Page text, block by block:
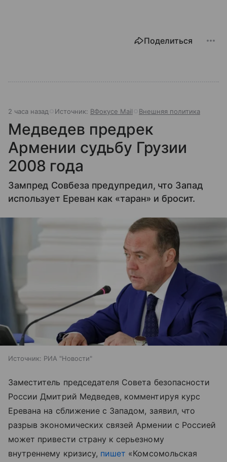
Поделиться
2 часа назад Источник: ВФокусе Mail Внешняя политика
Медведев предрек
Армении судьбу Грузии
2008 года
Зампред Совбеза предупредил, что Запад
использует Ереван как «таран» и бросит.
Источник: РИА "Новости"
Заместитель председателя Совета безопасности
России Дмитрий Медведев, комментируя курс
Еревана на сближение с Западом, заявил, что
разрыв экономических связей Армении с Россией
может привести страну к серьезному
внутреннему кризису, пишет «Комсомольская